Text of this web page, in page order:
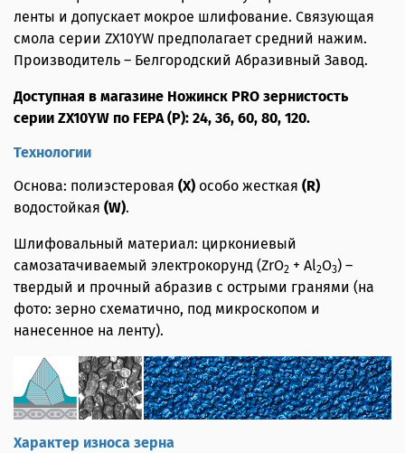
ленты и допускает мокрое шлифование. Связующая
смола серии ZX10YW предполагает средний нажим.
Производитель – Белгородский Абразивный Завод.
Доступная в магазине Ножинск PRO зернистость
серии ZX10YW по FEPA (P): 24, 36, 60, 80, 120.
Технологии
Основа: полиэстеровая (X) особо жесткая (R)
водостойкая (W).
Шлифовальный материал: циркониевый
самозатачиваемый электрокорунд (ZrO2 + Al2O3) –
твердый и прочный абразив с острыми гранями (на
фото: зерно схематично, под микроскопом и
нанесенное на ленту).
Характер износа зерна